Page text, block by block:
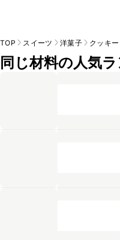
TOP スイーツ 洋菓子 クッキー
同じ材料の人気